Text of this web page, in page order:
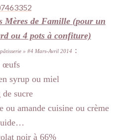
Mères de Famille (pour un
ou 4 pots à confiture)
» #4 Mars-Avril 2014
:
œufs
syrup ou miel
de sucre
ou amande cuisine ou crème
noir à 66%